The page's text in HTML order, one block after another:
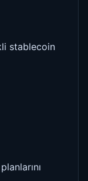
stablecoin